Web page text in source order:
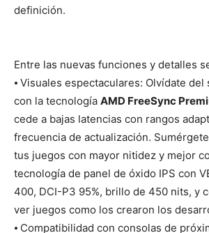
definición.
Entre las nuevas funciones y detalles
⦁ Visuales espectaculares: Olvídate
con la tecnología AMD FreeSync
cede a bajas latencias con rangos
frecuencia de actualización.
tus juegos con mayor nitidez y mejor
tecnología de panel de óxido IPS con
400, DCI-P3 95%, brillo de 450 nits, y
ver juegos como los crearon los
⦁ Compatibilidad con consolas de